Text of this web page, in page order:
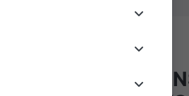
FORD